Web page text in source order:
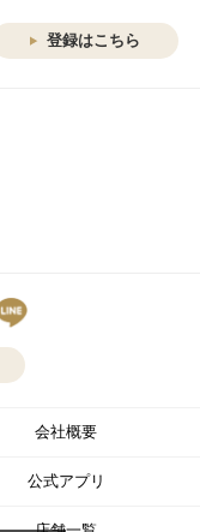
登録はこちら
会社概要
公式アプリ